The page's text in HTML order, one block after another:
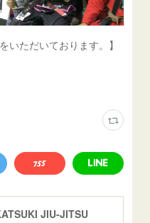
いただいております。】
JIU-JITSU